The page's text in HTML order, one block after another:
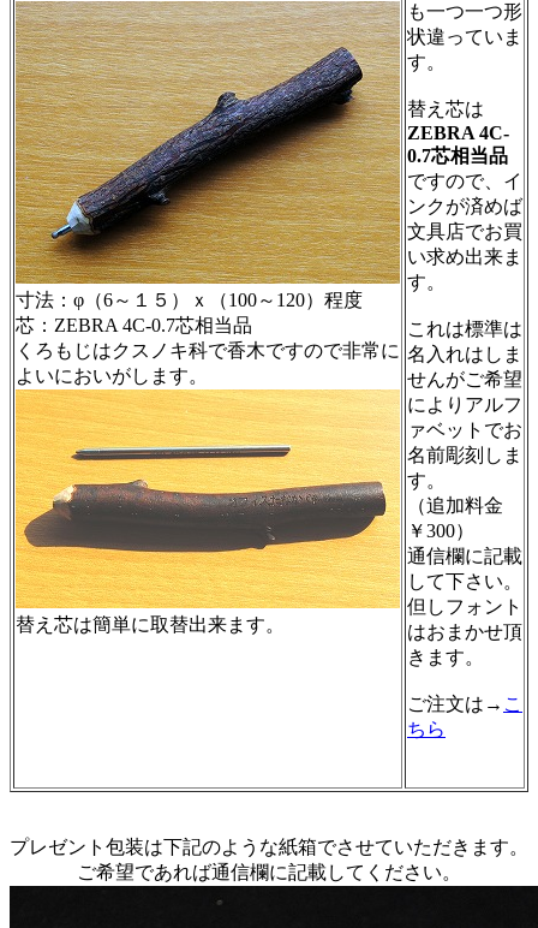
寸法：φ（6～１５）ｘ（100～120）程度
芯：ZEBRA 4C-0.7芯相当品
くろもじはクスノキ科で香木ですので非常に
よいにおいがします。
替え芯は簡単に取替出来ます。
も一つ一つ形
状違っていま
す。
替え芯は
ZEBRA 4C-
0.7芯相当品
ですので、イ
ンクが済めば
文具店でお買
い求め出来ま
す。
これは標準は
名入れはしま
せんがご希望
によりアルフ
ァベットでお
名前彫刻しま
す。
（追加料金
￥300）
通信欄に記載
して下さい。
但しフォント
はおまかせ頂
きます。
ご注文は→ こ
ちら
プレゼント包装は下記のような紙箱でさせていただきます。
ご希望であれば通信欄に記載してください。